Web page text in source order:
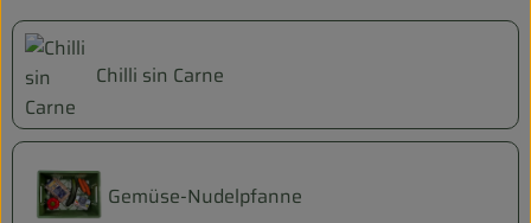
Chilli sin Carne
Gemüse-Nudelpfanne